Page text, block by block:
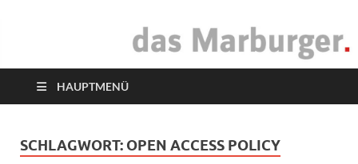
das Marburger.
HAUPTMENÜ
SCHLAGWORT: OPEN ACCESS POLICY